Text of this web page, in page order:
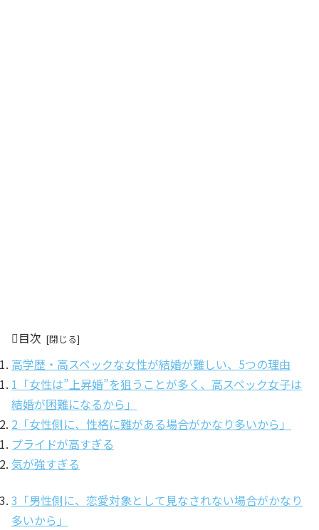
目次
高学歴・高スペックな女性が結婚が難しい、5つの理由
1「女性は”上昇婚”を狙うことが多く、高スペック女子は
結婚が困難になるから」
2「女性側に、性格に難がある場合がかなり多いから」
プライドが高すぎる
気が強すぎる
3「男性側に、恋愛対象として見なされない場合がかなり
多いから」